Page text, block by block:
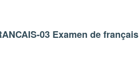
03 Examen de français